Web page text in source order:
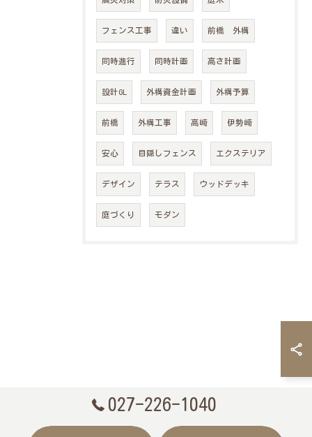
フェンス工事 違い 前橋 外構
同時進行 同時計画 高さ計画
設計GL 外構資金計画 外構予算
前橋 外構工事 高崎 伊勢崎
安心 目隠しフェンス エクステリア
デザイン テラス ウッドデッキ
庭づくり モダン
027-226-1040